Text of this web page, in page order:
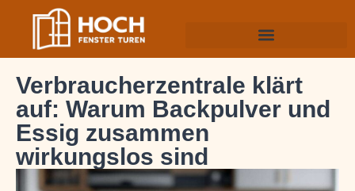
Verbraucherzentrale klärt
auf: Warum Backpulver und
Essig zusammen
wirkungslos sind